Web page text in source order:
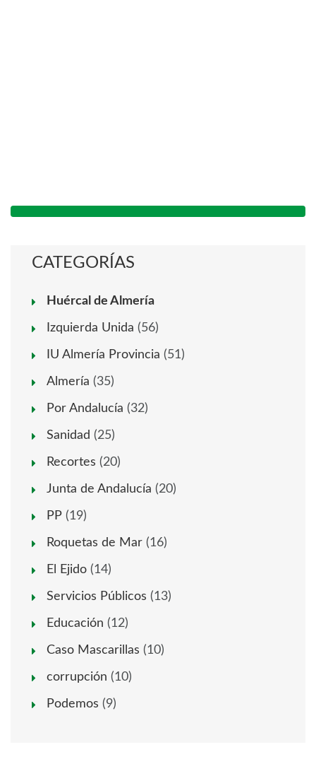
CATEGORÍAS
Huércal de Almería
Izquierda Unida (56)
IU Almería Provincia (51)
Almería (35)
Por Andalucía (32)
Sanidad (25)
Recortes (20)
Junta de Andalucía (20)
PP (19)
Roquetas de Mar (16)
El Ejido (14)
Servicios Públicos (13)
Educación (12)
Caso Mascarillas (10)
corrupción (10)
Podemos (9)